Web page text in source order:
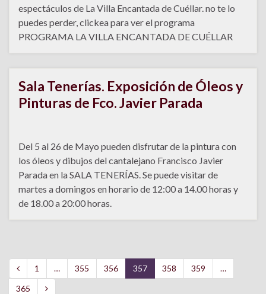
espectáculos de La Villa Encantada de Cuéllar. no te lo
puedes perder, clickea para ver el programa
PROGRAMA LA VILLA ENCANTADA DE CUÉLLAR
Sala Tenerías. Exposición de Óleos y
Pinturas de Fco. Javier Parada
Del 5 al 26 de Mayo pueden disfrutar de la pintura con
los óleos y dibujos del cantalejano Francisco Javier
Parada en la SALA TENERÍAS. Se puede visitar de
martes a domingos en horario de 12:00 a 14.00 horas y
de 18.00 a 20:00 horas.
1 … 355 356 357 358 359
…
365